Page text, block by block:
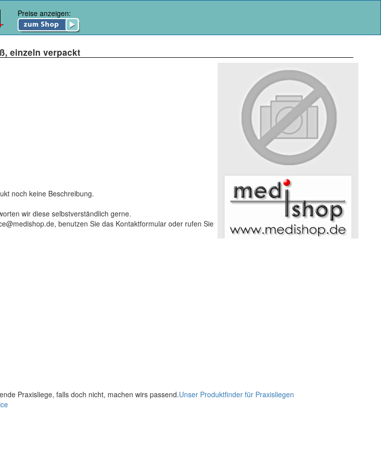
Preise anzeigen:
einzeln verpackt
noch keine Beschreibung.
wir diese selbstverständlich gerne.
benutzen Sie das Kontaktformular oder rufen Sie
Praxisliege, falls doch nicht, machen wirs passend.Unser Produktfinder für Praxisliegen